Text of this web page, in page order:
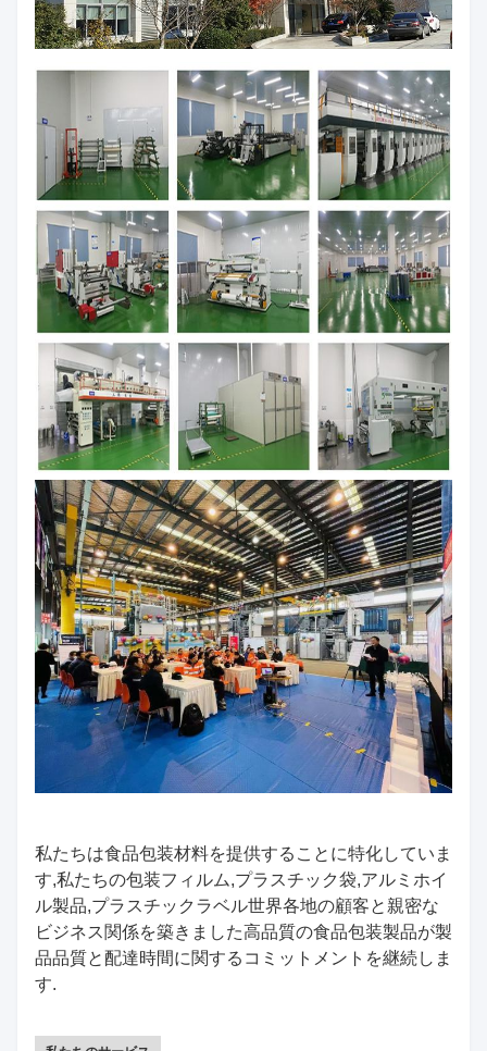
私たちは食品包装材料を提供することに特化していま
す,私たちの包装フィルム,プラスチック袋,アルミホイ
ル製品,プラスチックラベル世界各地の顧客と親密な
ビジネス関係を築きました高品質の食品包装製品が製
品品質と配達時間に関するコミットメントを継続しま
す.